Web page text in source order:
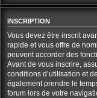
INSCRIPTION
Vous devez être inscrit
rapide et vous offre de
peuvent accorder des
Avant de vous inscrire,
conditions d’utilisation et
également prendre le
forum lors de votre